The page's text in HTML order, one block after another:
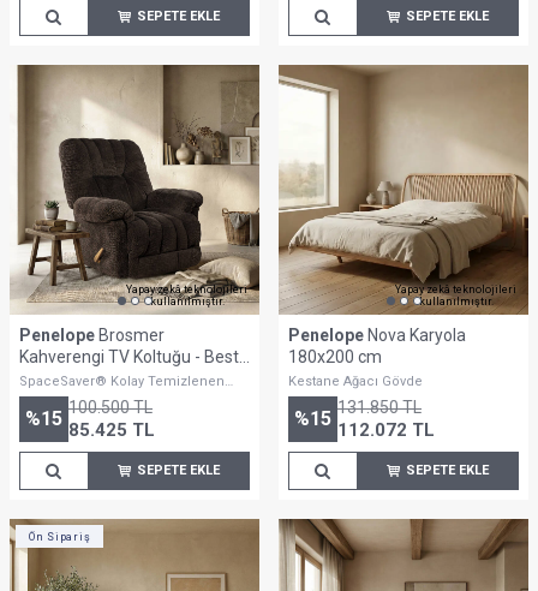
SEPETE EKLE SEPETE EKLE
Yapay zekâ teknolojileri
kullanılmıştır.
Penelope Brosmer
Kahverengi TV Koltuğu - Best
Home Furnishings
SpaceSaver® Kolay Temizlenen
Yapısıyla Uzun Ömürlü Konfor
Sunar.
%15 100.500TL
85.425 TL
SEPETE EKLE
Yapay zekâ teknolojileri
kullanılmıştır.
Penelope Nova Karyola
180x200 cm
Kestane Ağacı Gövde
%15 131.850TL
112.072 TL
SEPETE EKLE
Ön Sipariş